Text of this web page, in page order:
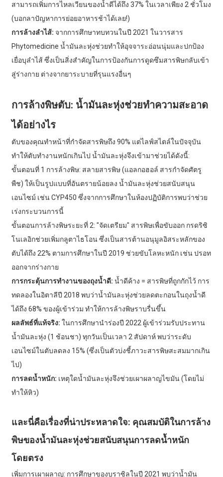
สามารถเพิ่มการไหลเวียนของน้ำดีได้ถึง 37% ในเวลาเพียง 2 ชั่วโมง
(บอกลาปัญหาการย่อยอาหารช้าได้เลย!)
การล้างลำไส้: จากการศึกษาทบทวนในปี 2021 ในวารสาร
Phytomedicine น้ำมันละหุ่งช่วยทำให้อุจจาระอ่อนนุ่มและปกป้อง
เยื่อบุลำไส้ ซึ่งเป็นสิ่งสำคัญในการป้องกันการดูดซึมสารพิษกลับเข้า
สู่ร่างกาย ต่างจากยาระบายที่รุนแรงอื่นๆ
การล้างพิษตับ: น้ำมันละหุ่งช่วยทำความสะอาด
ได้อย่างไร
ตับของคุณทำหน้าที่กำจัดสารพิษถึง 90% แต่ไลฟ์สไตล์ในปัจจุบัน
ทำให้ตับทำงานหนักเกินไป น้ำมันละหุ่งจึงเข้ามาช่วยได้ดังนี้:
ขั้นตอนที่ 1 การล้างพิษ: สลายสารพิษ (แอลกอฮอล์ สารกำจัดศัตรู
พืช) ให้เป็นรูปแบบที่อันตรายน้อยลง น้ำมันละหุ่งช่วยสนับสนุน
เอนไซม์ เช่น CYP450 ซึ่งจากการศึกษาในห้องปฏิบัติการพบว่าช่วย
เร่งกระบวนการนี้
ขั้นตอนการล้างพิษระยะที่ 2: "จัดเตรียม" สารพิษเพื่อขับออก กรดริซิ
โนเลอิกช่วยเพิ่มกลูตาไธโอน ซึ่งเป็นสารต้านอนุมูลอิสระหลักของ
ตับได้ถึง 22% ตามการศึกษาในปี 2019 ช่วยขับโลหะหนัก เช่น ปรอท
ออกจากร่างกาย
การกระตุ้นการทำงานของถุงน้ำดี: น้ำดีค้าง = สารพิษที่ถูกกักไว้ การ
ทดลองในอิตาลีปี 2018 พบว่าน้ำมันละหุ่งช่วยลดตะกอนในถุงน้ำดี
ได้ถึง 68% ของผู้เข้าร่วม ทำให้การล้างพิษราบรื่นขึ้น
ผลลัพธ์ที่แท้จริง: ในการศึกษานำร่องปี 2022 ผู้เข้าร่วมรับประทาน
น้ำมันละหุ่ง (1 ช้อนชา) ทุกวันเป็นเวลา 2 สัปดาห์ พบว่าระดับ
เอนไซม์ในตับลดลง 15% (ซึ่งเป็นตัวบ่งชี้ภาวะสารพิษสะสมมากเกิน
ไป)
การลดน้ำหนัก: เหตุใดน้ำมันละหุ่งจึงช่วยเผาผลาญไขมัน (โดยไม่
ทำให้หิว)
และนี่คือเรื่องที่น่าประหลาดใจ: คุณสมบัติในการล้าง
พิษของน้ำมันละหุ่งช่วยสนับสนุนการลดน้ำหนัก
โดยตรง
เพิ่มการเผาผลาญ: การศึกษาของบราซิลในปี 2021 พบว่าน้ำมัน